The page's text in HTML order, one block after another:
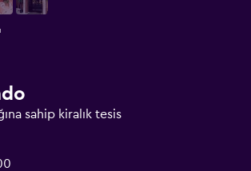
sahip kiralık tesis